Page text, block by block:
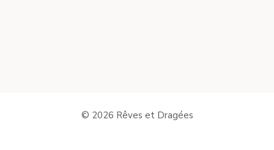
© 2026 Rêves et Dragées